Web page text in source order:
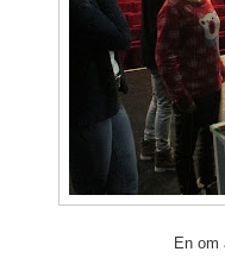
En om